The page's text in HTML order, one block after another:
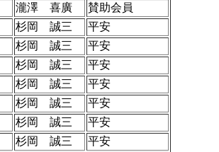
瀧澤 喜廣
賛助会員
杉岡 誠三
平安
杉岡 誠三
平安
杉岡 誠三
平安
杉岡 誠三
平安
杉岡 誠三
平安
杉岡 誠三
平安
杉岡 誠三
平安